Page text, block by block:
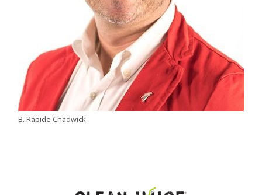
B. Rapide Chadwick